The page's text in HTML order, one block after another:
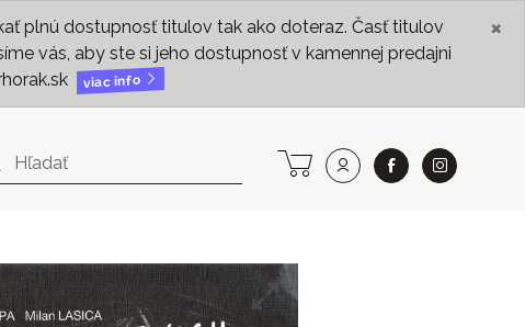
plnú dostupnosť titulov tak ako doteraz. Časť titulov
vás, aby ste si jeho dostupnosť v kamennej predajni
viac info
×